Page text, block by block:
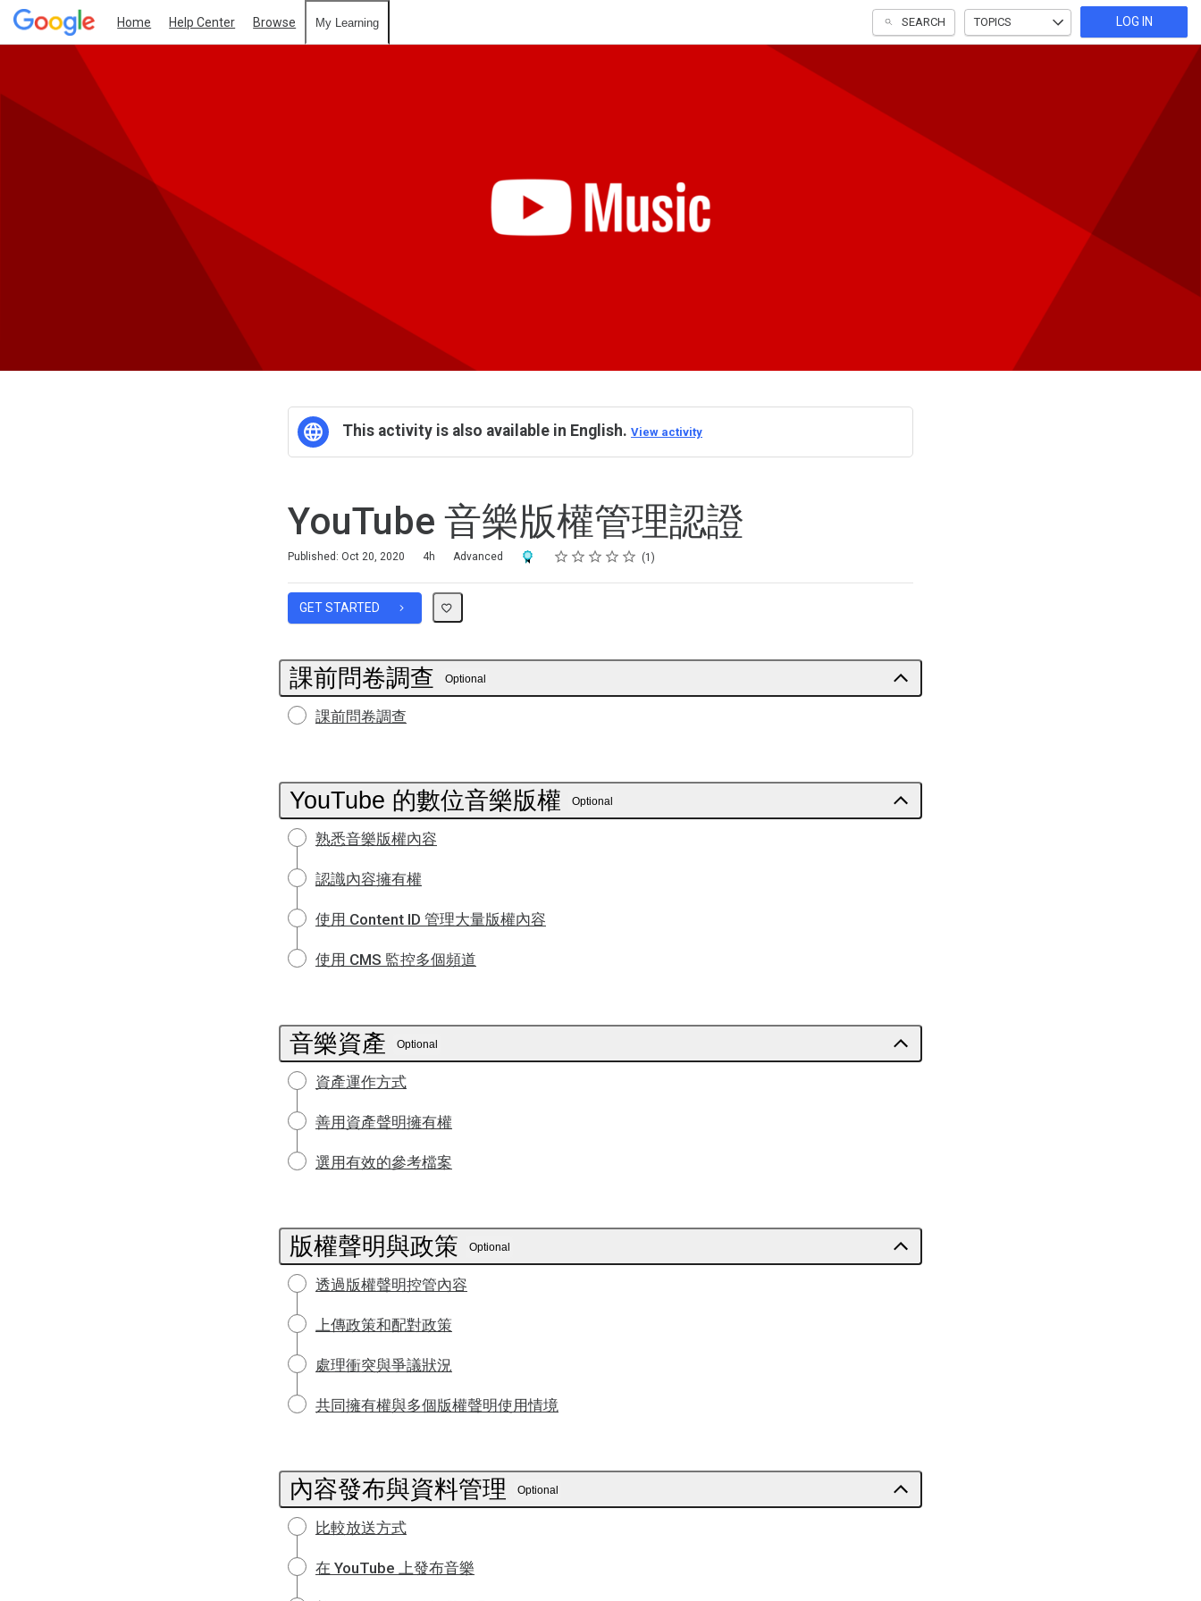
Home Help Center Browse My Learning SEARCH TOPICS LOG IN
This activity is also available in English. View activity
YouTube 音樂版權管理認證
Published: Oct 20, 2020 4h Advanced Award For Completion
Rating
1 star
2 stars
3 stars
4 stars
5 stars 1
GET STARTED
課前問卷調查 Optional
課前問卷調查
YouTube 的數位音樂版權 Optional
熟悉音樂版權內容
認識內容擁有權
使用 Content ID 管理大量版權內容
使用 CMS 監控多個頻道
音樂資產 Optional
資產運作方式
善用資產聲明擁有權
選用有效的參考檔案
版權聲明與政策 Optional
透過版權聲明控管內容
上傳政策和配對政策
處理衝突與爭議狀況
共同擁有權與多個版權聲明使用情境
內容發布與資料管理 Optional
比較放送方式
在 YouTube 上發布音樂